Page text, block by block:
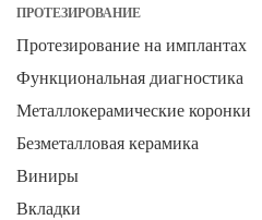
ПРОТЕЗИРОВАНИЕ
Протезирование на имплантах
Функциональная диагностика
Металлокерамические коронки
Безметалловая керамика
Виниры
Вкладки